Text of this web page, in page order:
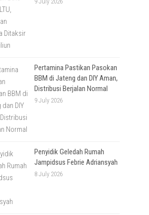
Pertamina Pastikan Pasokan
BBM di Jateng dan DIY Aman,
Distribusi Berjalan Normal
9 July 2026
Penyidik Geledah Rumah
Jampidsus Febrie Adriansyah
8 July 2026